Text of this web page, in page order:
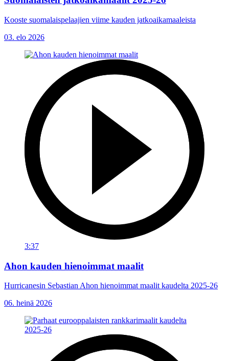
Kooste suomalaispelaajien viime kauden jatkoaikamaaleista
03. elo 2026
3:37
Ahon kauden hienoimmat maalit
Hurricanesin Sebastian Ahon hienoimmat maalit kaudelta 2025-26
06. heinä 2026